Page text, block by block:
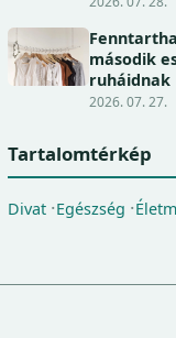
második
ruháidnak
2026. 07. 27.
Tartalomtérkép
Divat Egészség